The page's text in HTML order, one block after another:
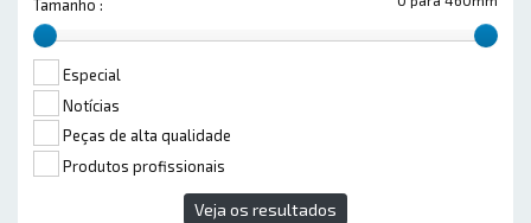
Tamanho :
Especial
Notícias
Peças de alta qualidade
Produtos profissionais
Veja os resultados